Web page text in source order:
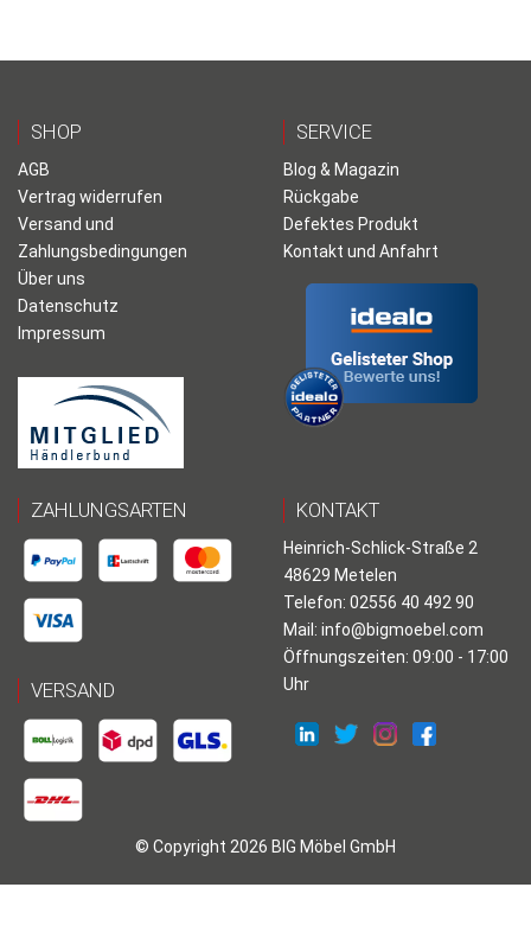
SHOP
AGB
Vertrag widerrufen
Versand und
Zahlungsbedingungen
Über uns
Datenschutz
Impressum
SERVICE
Blog & Magazin
Rückgabe
Defektes Produkt
Kontakt und Anfahrt
ZAHLUNGSARTEN
VERSAND
KONTAKT
Heinrich-Schlick-Straße 2
48629 Metelen
Telefon: 02556 40 492 90
Mail: info@bigmoebel.com
Öffnungszeiten: 09:00 - 17:00
Uhr
© Copyright 2026 BIG Möbel GmbH